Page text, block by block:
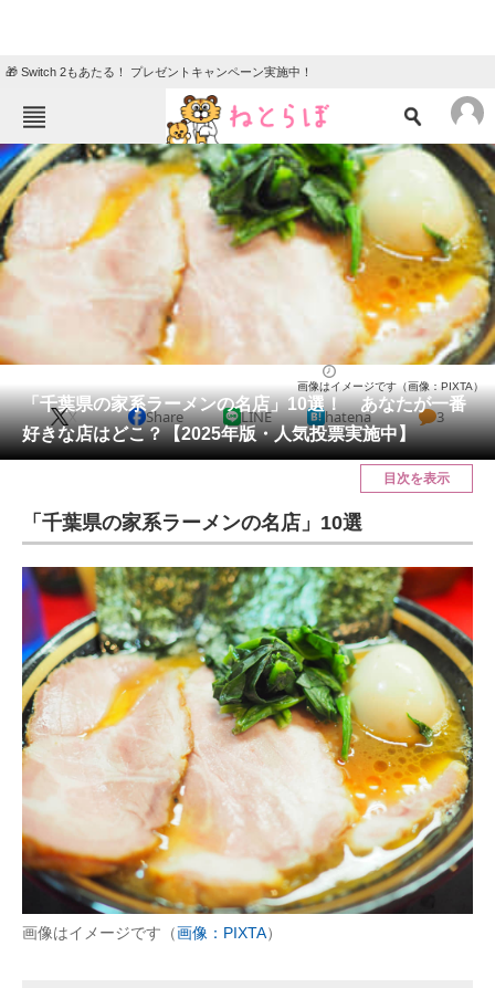
🎁 Switch 2もあたる！ プレゼントキャンペーン実施中！
ねとらぼメニュー
TOP ニュース
エンタメ クイズ
地域
動物
会員記事
メディア
ITの今と未来を見通す
スマホと通信の最新トレンド
進化するPCとデバイスの未来
好きが集まる 比べて選べる
ビジネスと働き方のヒント
AI活用のいまが分かる
企業ITのトレンドを詳説
経営リーダーのコミュニティ
「千葉県の家系ラーメンの名店」10選！ あなたが一番
好きな店はどこ？【2025年版・人気投票実施中】
画像はイメージです（画像：PIXTA）
X Share LINE hatena 3
目次を表示
「千葉県の家系ラーメンの名店」10選
画像はイメージです（画像：PIXTA）